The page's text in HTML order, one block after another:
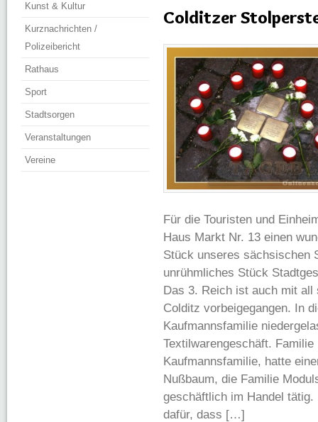
Colditzer
Für die Touristen und
Haus Markt Nr. 13 einen
Stück unseres sächsischen
unrühmliches Stück
Das 3. Reich ist auch mit all
Colditz vorbeigegangen. In
Kaufmannsfamilie
Textilwarengeschäft.
Kaufmannsfamilie, hatte
Nußbaum, die Familie
geschäftlich im Handel
dafür, dass […]
Kunst & Kultur
Kurznachrichten /
Polizeibericht
Rathaus
Sport
Stadtsorgen
Veranstaltungen
Vereine